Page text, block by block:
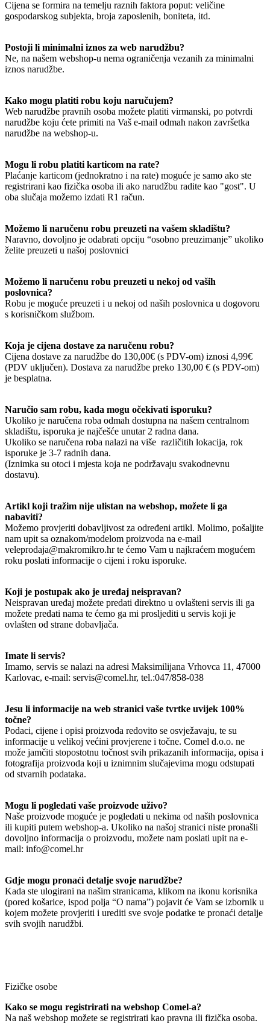
Cijena se formira na temelju raznih faktora poput: veličine
gospodarskog subjekta, broja zaposlenih, boniteta, itd.
Postoji li minimalni iznos za web narudžbu?
Ne, na našem webshop-u nema ograničenja vezanih za minimalni
iznos narudžbe.
Kako mogu platiti robu koju naručujem?
Web narudžbe pravnih osoba možete platiti virmanski, po potvrdi
narudžbe koju ćete primiti na Vaš e-mail odmah nakon završetka
narudžbe na webshop-u.
Mogu li robu platiti karticom na rate?
Plaćanje karticom (jednokratno i na rate) moguće je samo ako ste
registrirani kao fizička osoba ili ako narudžbu radite kao "gost". U
oba slučaja možemo izdati R1 račun.
Možemo li naručenu robu preuzeti na vašem skladištu?
Naravno, dovoljno je odabrati opciju “osobno preuzimanje” ukoliko
želite preuzeti u našoj poslovnici
Možemo li naručenu robu preuzeti u nekoj od vaših
poslovnica?
Robu je moguće preuzeti i u nekoj od naših poslovnica u dogovoru
s korisničkom službom.
Koja je cijena dostave za naručenu robu?
Cijena dostave za narudžbe do 130,00€ (s PDV-om) iznosi 4,99€
(PDV uključen). Dostava za narudžbe preko 130,00 € (s PDV-om)
je besplatna.
Naručio sam robu, kada mogu očekivati isporuku?
Ukoliko je naručena roba odmah dostupna na našem centralnom
skladištu, isporuka je najčešće unutar 2 radna dana.
Ukoliko se naručena roba nalazi na više različitih lokacija, rok
isporuke je 3-7 radnih dana.
(Iznimka su otoci i mjesta koja ne podržavaju svakodnevnu
dostavu).
Artikl koji tražim nije ulistan na webshop, možete li ga
nabaviti?
Možemo provjeriti dobavljivost za određeni artikl. Molimo, pošaljite
nam upit sa oznakom/modelom proizvoda na e-mail
veleprodaja@makromikro.hr te ćemo Vam u najkraćem mogućem
roku poslati informacije o cijeni i roku isporuke.
Koji je postupak ako je uređaj neispravan?
Neispravan uređaj možete predati direktno u ovlašteni servis ili ga
možete predati nama te ćemo ga mi prosljediti u servis koji je
ovlašten od strane dobavljača.
Imate li servis?
Imamo, servis se nalazi na adresi Maksimilijana Vrhovca 11, 47000
Karlovac, e-mail: servis@comel.hr, tel.:047/858-038
Jesu li informacije na web stranici vaše tvrtke uvijek 100%
točne?
Podaci, cijene i opisi proizvoda redovito se osvježavaju, te su
informacije u velikoj većini provjerene i točne. Comel d.o.o. ne
može jamčiti stopostotnu točnost svih prikazanih informacija, opisa i
fotografija proizvoda koji u iznimnim slučajevima mogu odstupati
od stvarnih podataka.
Mogu li pogledati vaše proizvode uživo?
Naše proizvode moguće je pogledati u nekima od naših poslovnica
ili kupiti putem webshop-a. Ukoliko na našoj stranici niste pronašli
dovoljno informacija o proizvodu, možete nam poslati upit na e-
mail: info@comel.hr
Gdje mogu pronaći detalje svoje narudžbe?
Kada ste ulogirani na našim stranicama, klikom na ikonu korisnika
(pored košarice, ispod polja “O nama”) pojavit će Vam se izbornik u
kojem možete provjeriti i urediti sve svoje podatke te pronaći detalje
svih svojih narudžbi.
Fizičke osobe
Kako se mogu registrirati na webshop Comel-a?
Na naš webshop možete se registrirati kao pravna ili fizička osoba.